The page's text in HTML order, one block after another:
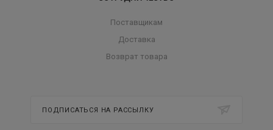
Поставщикам
Доставка
Возврат товара
ПОДПИСАТЬСЯ НА РАССЫЛКУ